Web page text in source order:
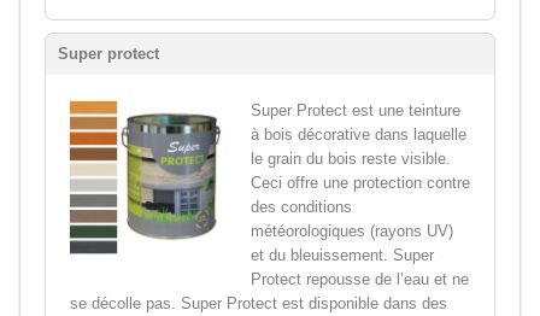
Super protect
Super Protect est une teinture
à bois décorative dans laquelle
le grain du bois reste visible.
Ceci offre une protection contre
des conditions
météorologiques (rayons UV)
et du bleuissement. Super
Protect repousse de l’eau et ne
se décolle pas. Super Protect est disponible dans des